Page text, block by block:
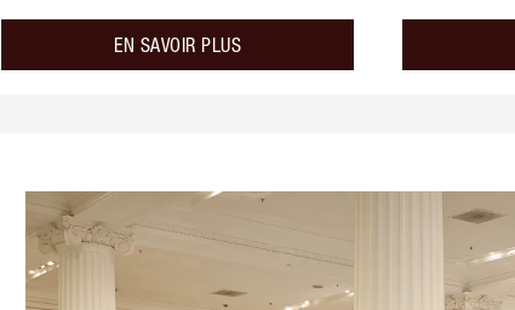
EN SAVOIR PLUSabout the